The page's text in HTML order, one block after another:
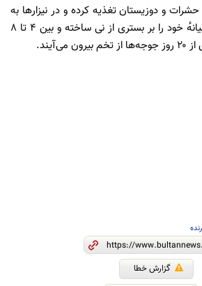
حشرات و دوزیستان تغذیه کرده و در نیزارها به
زاد و ولد می‌پردازد. او آشیانه‌ٔ خود را بر بستری از نی ساخته و بین ۴ تا ۸
گزارش خطا